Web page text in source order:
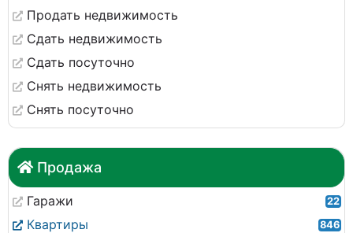
Продать недвижимость
Сдать недвижимость
Сдать посуточно
Снять недвижимость
Снять посуточно
Продажа
Гаражи 22
Квартиры 846